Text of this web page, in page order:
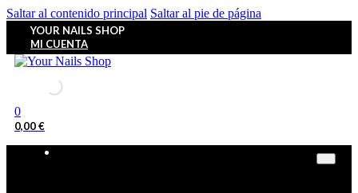
Saltar al contenido principal Saltar al pie de página
YOUR NAILS SHOP
MI CUENTA
0
0,00€